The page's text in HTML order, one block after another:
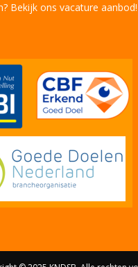
Bekijk ons vacature aanbod!